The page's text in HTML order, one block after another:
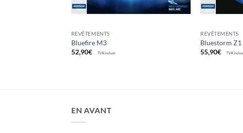
REVÊTEMENTS
Bluefire M3
52,90€ TVA incluse
REVÊTEMENTS
Bluestorm Z1
55,90€ TVA
EN AVANT